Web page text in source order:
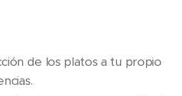
de los platos a tu propio